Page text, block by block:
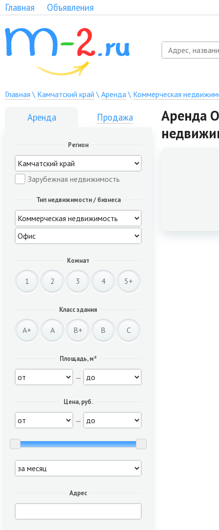
Главная Объявления
Главная \ Камчатский край \ Аренда\ Коммерческая
Аренда Продажа
Регион
Зарубежная недвижимость
Тип недвижимости / бизнеса
Комнат
1 2 3 4 5+
Класс здания
A+ A B+ B C
Площадь, м²
—
Цена, руб.
—
Адрес
Аренда